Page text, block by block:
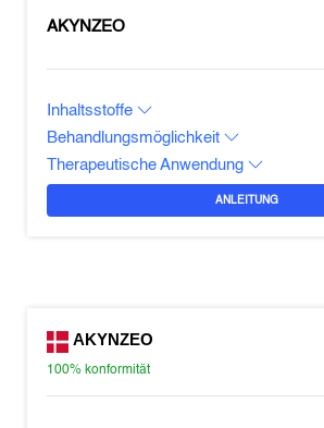
AKYNZEO
Inhaltsstoffe
Behandlungsmöglichkeit
Therapeutische Anwendung
ANLEITUNG
AKYNZEO
100% konformität